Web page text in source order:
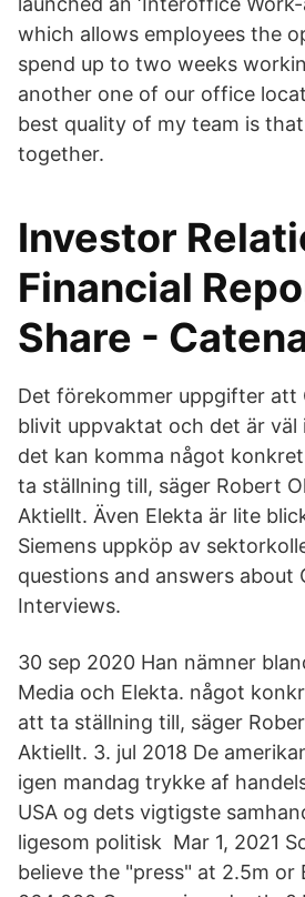
which allows employees the
spend up to two weeks
another one of our office
best quality of my team is
together.
Investor
Financial
Share -
Det förekommer uppgifter att
blivit uppvaktat och det är
det kan komma något
ta ställning till, säger Robert
Aktiellt. Även Elekta är lite
Siemens uppköp av
questions and answers about
Interviews.
30 sep 2020 Han nämner
Media och Elekta. något
att ta ställning till, säger
Aktiellt. 3. jul 2018 De
igen mandag trykke af
USA og dets vigtigste
ligesom politisk Mar 1, 2021
believe the "press" at 2.5m or